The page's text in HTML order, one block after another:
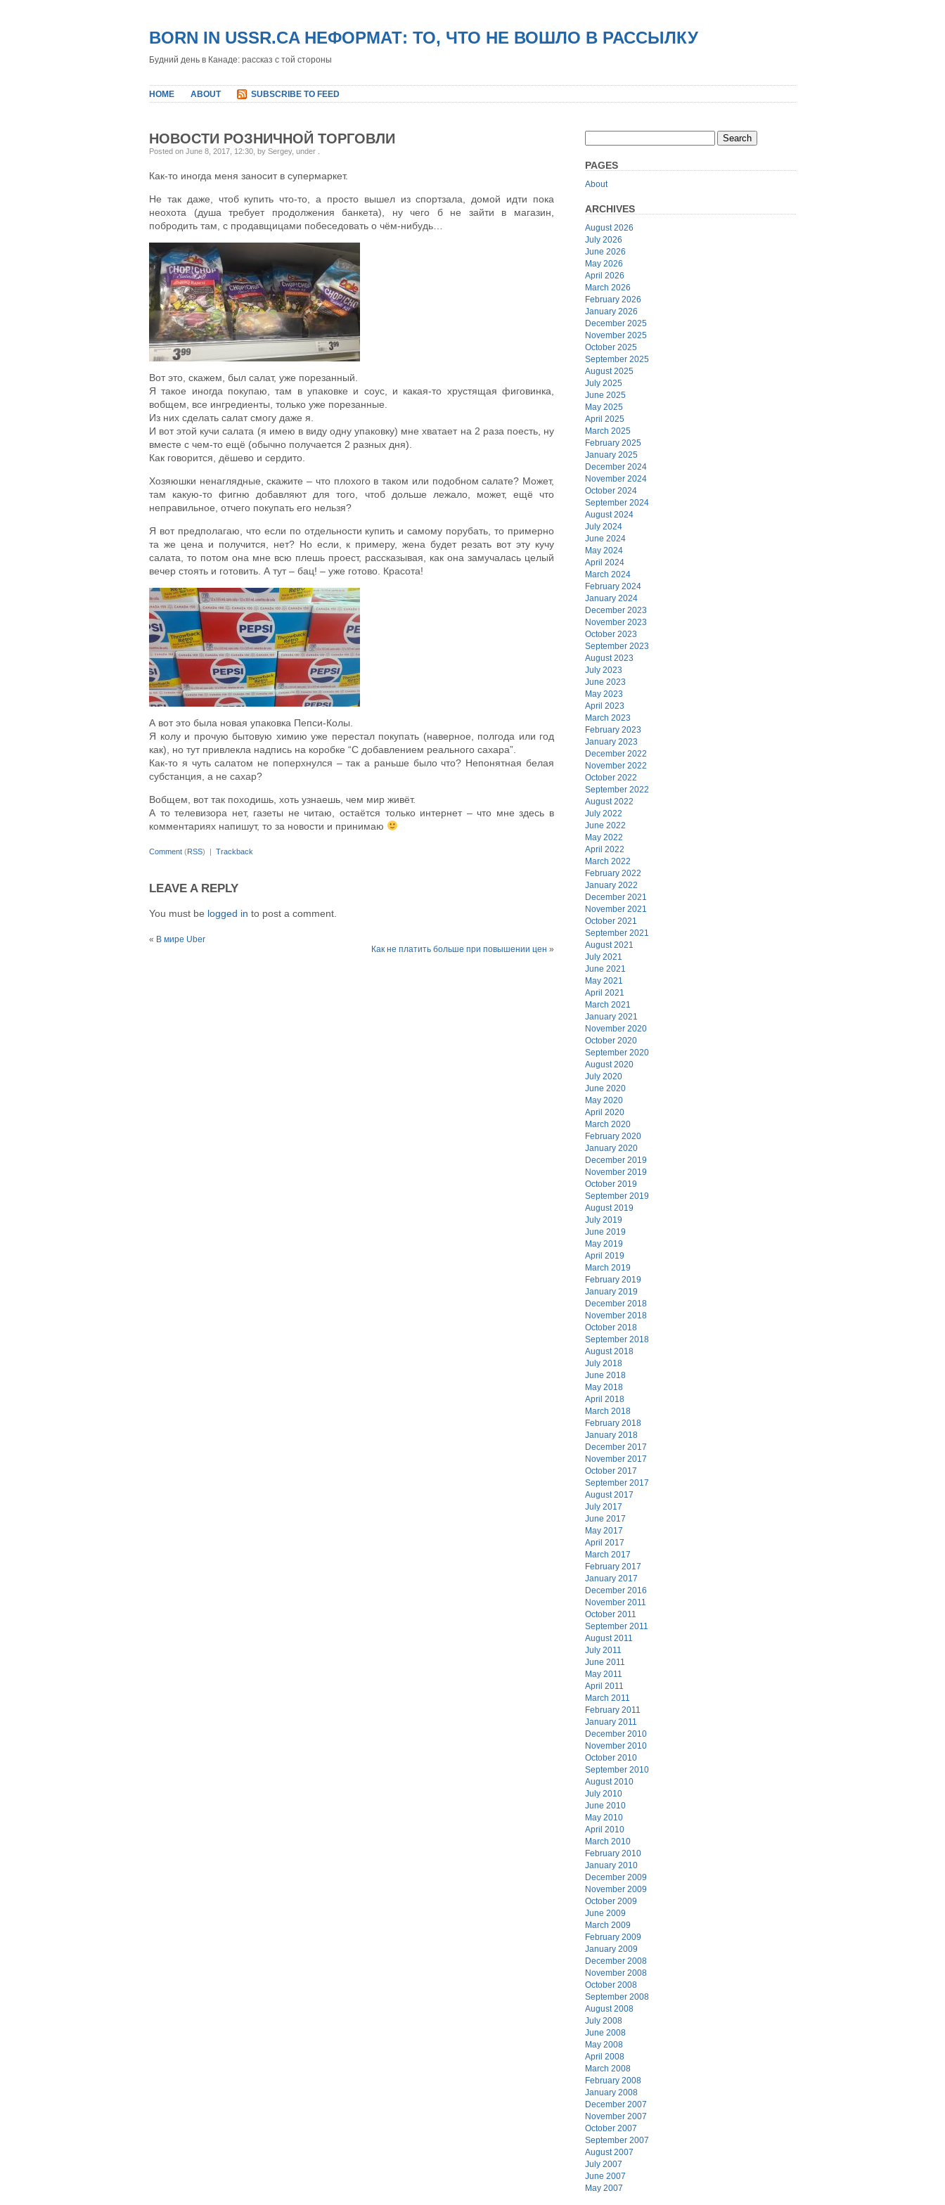
BORN IN USSR.CA НЕФОРМАТ: ТО, ЧТО НЕ ВОШЛО В РАССЫЛКУ
Будний день в Канаде: рассказ с той стороны
HOME ABOUT SUBSCRIBE TO FEED
НОВОСТИ РОЗНИЧНОЙ ТОРГОВЛИ
Posted on June 8, 2017, 12:30, by Sergey, under
Как-то иногда меня заносит в супермаркет.
Не так даже, чтоб купить что-то, а просто вышел из спортзала, домой идти пока
неохота (душа требует продолжения банкета), ну чего б не зайти в магазин,
побродить там, с продавщицами побеседовать о чём-нибудь…
Вот это, скажем, был салат, уже порезанный.
Я такое иногда покупаю, там в упаковке и соус, и какая-то хрустящая фиговинка,
вобщем, все ингредиенты, только уже порезанные.
Из них сделать салат смогу даже я.
И вот этой кучи салата (я имею в виду одну упаковку) мне хватает на 2 раза поесть, ну
вместе с чем-то ещё (обычно получается 2 разных дня).
Как говорится, дёшево и сердито.
Хозяюшки ненаглядные, скажите – что плохого в таком или подобном салате? Может,
там какую-то фигню добавляют для того, чтоб дольше лежало, может, ещё что
неправильное, отчего покупать его нельзя?
Я вот предполагаю, что если по отдельности купить и самому порубать, то примерно
та же цена и получится, нет? Но если, к примеру, жена будет резать вот эту кучу
салата, то потом она мне всю плешь проест, рассказывая, как она замучалась целый
вечер стоять и готовить. А тут – бац! – уже готово. Красота!
А вот это была новая упаковка Пепси-Колы.
Я колу и прочую бытовую химию уже перестал покупать (наверное, полгода или год
как), но тут привлекла надпись на коробке “С добавлением реального сахара”.
Как-то я чуть салатом не поперхнулся – так а раньше было что? Непонятная белая
субстанция, а не сахар?
Вобщем, вот так походишь, хоть узнаешь, чем мир живёт.
А то телевизора нет, газеты не читаю, остаётся только интернет – что мне здесь в
комментариях напишут, то за новости и принимаю
Comment (RSS) | Trackback
LEAVE A REPLY
You must be logged in to post a comment.
« В мире Uber
Как не платить больше при повышении цен »
PAGES
About
ARCHIVES
August 2026
July 2026
June 2026
May 2026
April 2026
March 2026
February 2026
January 2026
December 2025
November 2025
October 2025
September 2025
August 2025
July 2025
June 2025
May 2025
April 2025
March 2025
February 2025
January 2025
December 2024
November 2024
October 2024
September 2024
August 2024
July 2024
June 2024
May 2024
April 2024
March 2024
February 2024
January 2024
December 2023
November 2023
October 2023
September 2023
August 2023
July 2023
June 2023
May 2023
April 2023
March 2023
February 2023
January 2023
December 2022
November 2022
October 2022
September 2022
August 2022
July 2022
June 2022
May 2022
April 2022
March 2022
February 2022
January 2022
December 2021
November 2021
October 2021
September 2021
August 2021
July 2021
June 2021
May 2021
April 2021
March 2021
January 2021
November 2020
October 2020
September 2020
August 2020
July 2020
June 2020
May 2020
April 2020
March 2020
February 2020
January 2020
December 2019
November 2019
October 2019
September 2019
August 2019
July 2019
June 2019
May 2019
April 2019
March 2019
February 2019
January 2019
December 2018
November 2018
October 2018
September 2018
August 2018
July 2018
June 2018
May 2018
April 2018
March 2018
February 2018
January 2018
December 2017
November 2017
October 2017
September 2017
August 2017
July 2017
June 2017
May 2017
April 2017
March 2017
February 2017
January 2017
December 2016
November 2011
October 2011
September 2011
August 2011
July 2011
June 2011
May 2011
April 2011
March 2011
February 2011
January 2011
December 2010
November 2010
October 2010
September 2010
August 2010
July 2010
June 2010
May 2010
April 2010
March 2010
February 2010
January 2010
December 2009
November 2009
October 2009
June 2009
March 2009
February 2009
January 2009
December 2008
November 2008
October 2008
September 2008
August 2008
July 2008
June 2008
May 2008
April 2008
March 2008
February 2008
January 2008
December 2007
November 2007
October 2007
September 2007
August 2007
July 2007
June 2007
May 2007